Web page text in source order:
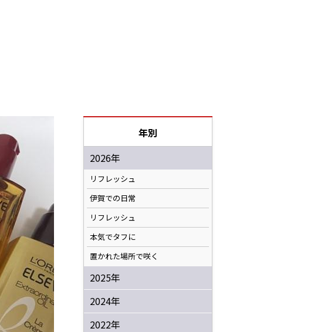
年別
2026年
リフレッシュ
伊賀での日常
リフレッシュ
本気でタフに
置かれた場所で咲く
2025年
2024年
2022年